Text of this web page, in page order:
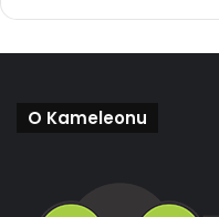
O Kameleonu